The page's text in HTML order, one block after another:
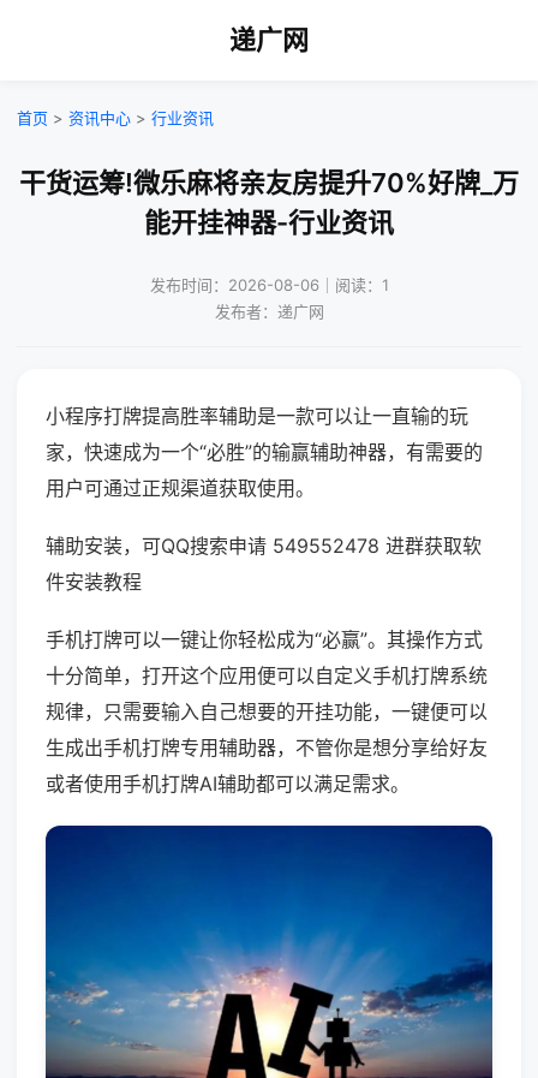
递广网
首页 > 资讯中心 > 行业资讯
干货运筹!微乐麻将亲友房提升70%好牌_万
能开挂神器-行业资讯
发布时间：2026-08-06｜阅读：1
发布者：递广网
小程序打牌提高胜率辅助是一款可以让一直输的玩
家，快速成为一个“必胜”的输赢辅助神器，有需要的
用户可通过正规渠道获取使用。
辅助安装，可QQ搜索申请 549552478 进群获取软
件安装教程
手机打牌可以一键让你轻松成为“必赢”。其操作方式
十分简单，打开这个应用便可以自定义手机打牌系统
规律，只需要输入自己想要的开挂功能，一键便可以
生成出手机打牌专用辅助器，不管你是想分享给好友
或者使用手机打牌AI辅助都可以满足需求。